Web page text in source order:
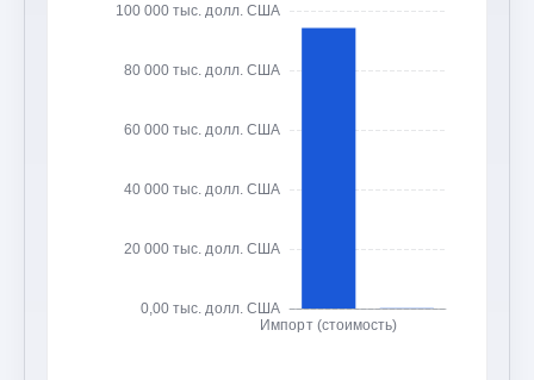
0,00 тыс. долл. США
20 000 тыс. долл. США
40 000 тыс. долл. США
60 000 тыс. долл. США
80 000 тыс. долл. США
100 000 тыс. долл. США
Импорт (стоимость)